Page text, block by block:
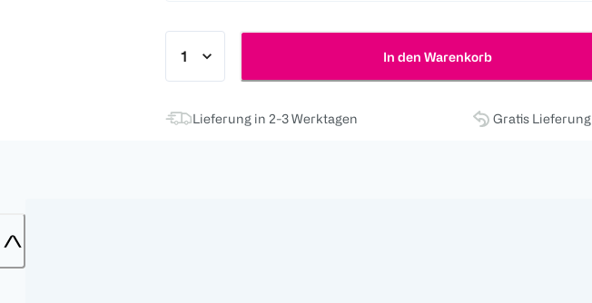
In den Warenkorb
Lieferung in 2-3 Werktagen Gratis